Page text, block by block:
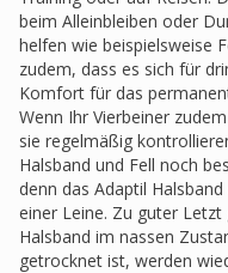
beim Alleinbleiben oder
helfen wie beispielsweise
zudem, dass es sich für
Komfort für das
Wenn Ihr Vierbeiner
sie regelmäßig
Halsband und Fell noch
denn das Adaptil
einer Leine. Zu guter
Halsband im nassen
getrocknet ist, werden